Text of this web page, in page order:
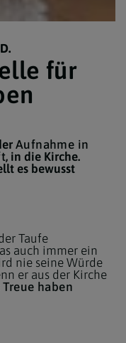
für
Aufnahme in
, in die Kirche.
es bewusst
Taufe
auch immer ein
nie seine Würde
er aus der Kirche
haben